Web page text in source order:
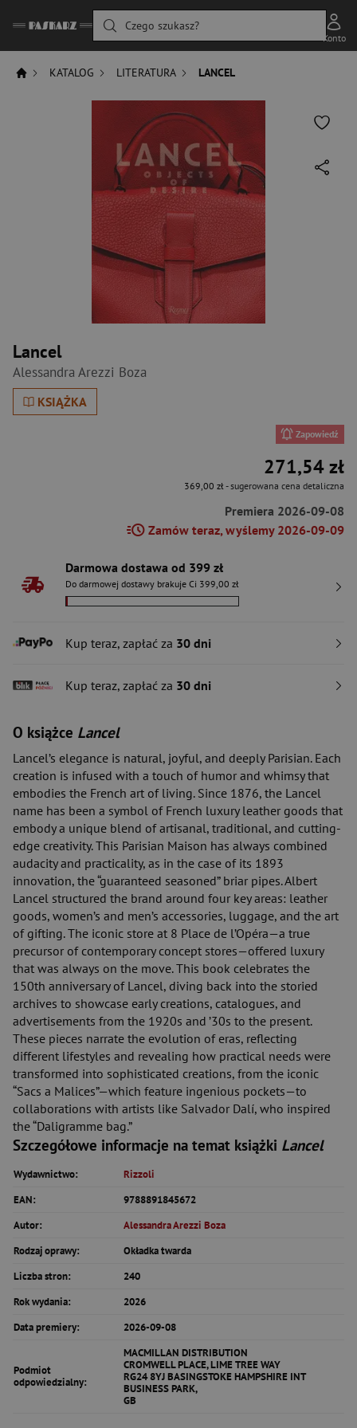
Czego szukasz?
Konto
KATALOG LITERATURA LANCEL
Lancel
Alessandra Arezzi Boza
KSIĄŻKA
Zapowiedź
271,54 zł
369,00 zł- sugerowana cena detaliczna
Premiera 2026-09-08
Zamów teraz, wyślemy 2026-09-09
Darmowa dostawa od 399 zł
Do darmowej dostawy brakuje Ci 399,00 zł
Kup teraz, zapłać za 30 dni
Kup teraz, zapłać za 30 dni
O książce Lancel
Lancel’s elegance is natural, joyful, and deeply Parisian. Each
creation is infused with a touch of humor and whimsy that
embodies the French art of living. Since 1876, the Lancel
name has been a symbol of French luxury leather goods that
embody a unique blend of artisanal, traditional, and cutting-
edge creativity. This Parisian Maison has always combined
audacity and practicality, as in the case of its 1893
innovation, the “guaranteed seasoned” briar pipes. Albert
Lancel structured the brand around four key areas: leather
goods, women’s and men’s accessories, luggage, and the art
of gifting. The iconic store at 8 Place de l’Opéra—a true
precursor of contemporary concept stores—offered luxury
that was always on the move. This book celebrates the
150th anniversary of Lancel, diving back into the storied
archives to showcase early creations, catalogues, and
advertisements from the 1920s and ’30s to the present.
These pieces narrate the evolution of eras, reflecting
different lifestyles and revealing how practical needs were
transformed into sophisticated creations, from the iconic
“Sacs a Malices”—which feature ingenious pockets—to
collaborations with artists like Salvador Dalí, who inspired
the “Daligramme bag.”
Szczegółowe informacje na temat książki Lancel
Wydawnictwo:
Rizzoli
EAN:
9788891845672
Autor:
Alessandra Arezzi Boza
Rodzaj oprawy:
Okładka twarda
Liczba stron:
240
Rok wydania:
2026
Data premiery:
2026-09-08
Podmiot
odpowiedzialny:
MACMILLAN DISTRIBUTION
CROMWELL PLACE, LIME TREE WAY
RG24 8YJ BASINGSTOKE HAMPSHIRE INT
BUSINESS PARK,
GB